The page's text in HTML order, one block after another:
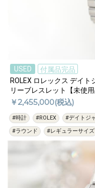
USED
付属品完品
ROLEX ロレックス デイ
リーブレスレット【未使用
￥2,455,000(税込)
#時計 #ROLEX #デイトジ
#ラウンド
#レギュラーサイズ